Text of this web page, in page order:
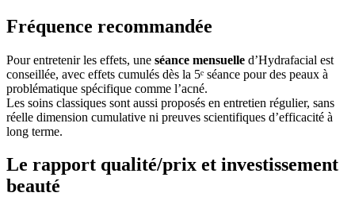
Fréquence recommandée
Pour entretenir les effets, une séance mensuelle d’Hydrafacial est
conseillée, avec effets cumulés dès la 5ᵉ séance pour des peaux à
problématique spécifique comme l’acné.
Les soins classiques sont aussi proposés en entretien régulier, sans
réelle dimension cumulative ni preuves scientifiques d’efficacité à
long terme.
Le rapport qualité/prix et investissement
beauté